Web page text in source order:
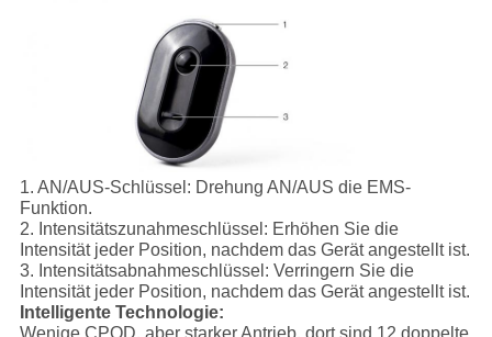
1. AN/AUS-Schlüssel: Drehung AN/AUS die EMS-
Funktion.
2. Intensitätszunahmeschlüssel: Erhöhen Sie die
Intensität jeder Position, nachdem das Gerät angestellt ist.
3. Intensitätsabnahmeschlüssel: Verringern Sie die
Intensität jeder Position, nachdem das Gerät angestellt ist.
Intelligente Technologie:
Wenige CPOD, aber starker Antrieb, dort sind 12 doppelte